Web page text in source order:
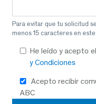
Para evitar que tu solicitud
menos 15 caracteres en
He leído y acepto el
y Condiciones
Acepto recibir
ABC